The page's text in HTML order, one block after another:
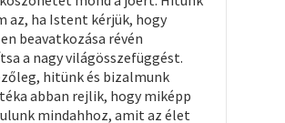
az, ha Istent kérjük, hogy
beavatkozása révén
a nagy világösszefüggést.
hitünk és bizalmunk
abban rejlik, hogy miképp
mindahhoz, amit az élet